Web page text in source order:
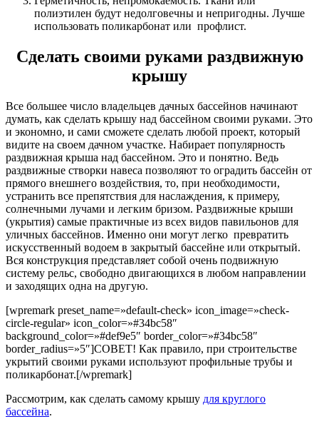
полиэтилен будут недолговечны и непригодны. Лучше
использовать поликарбонат или профлист.
Сделать своими руками раздвижную
крышу
Все большее число владельцев дачных бассейнов начинают
думать, как сделать крышу над бассейном своими руками. Это
и экономно, и сами сможете сделать любой проект, который
видите на своем дачном участке. Набирает популярность
раздвижная крыша над бассейном. Это и понятно. Ведь
раздвижные створки навеса позволяют то оградить бассейн от
прямого внешнего воздействия, то, при необходимости,
устранить все препятствия для наслаждения, к примеру,
солнечными лучами и легким бризом. Раздвижные крыши
(укрытия) самые практичные из всех видов павильонов для
уличных бассейнов. Именно они могут легко превратить
искусственный водоем в закрытый бассейне или открытый.
Вся конструкция представляет собой очень подвижную
систему рельс, свободно двигающихся в любом направлении
и заходящих одна на другую.
[wpremark preset_name=»default-check» icon_image=»check-
circle-regular» icon_color=»#34bc58″
background_color=»#def9e5″ border_color=»#34bc58″
border_radius=»5″]СОВЕТ! Как правило, при строительстве
укрытий своими руками используют профильные трубы и
поликарбонат.[/wpremark]
Рассмотрим, как сделать самому крышу для круглого
бассейна.